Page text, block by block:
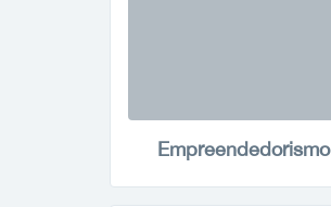
Empreendedorismo